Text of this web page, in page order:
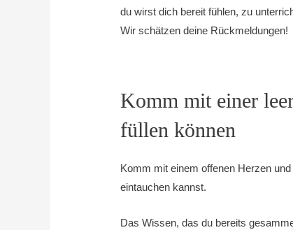
du wirst dich bereit fühlen, zu
Wir schätzen deine Rückmeldungen!
Komm mit einer
füllen können
Komm mit einem offenen Herzen
eintauchen kannst.
Das Wissen, das du bereits